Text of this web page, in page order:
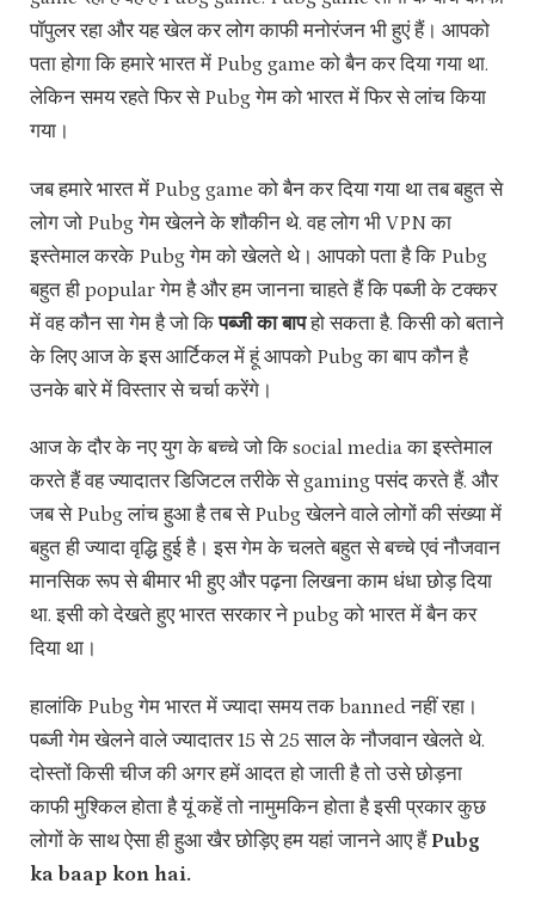
पॉपुलर रहा और यह खेल कर लोग काफी मनोरंजन भी हुएं हैं। आपको
पता होगा कि हमारे भारत में Pubg game को बैन कर दिया गया था.
लेकिन समय रहते फिर से Pubg गेम को भारत में फिर से लांच किया
गया।
जब हमारे भारत में Pubg game को बैन कर दिया गया था तब बहुत से
लोग जो Pubg गेम खेलने के शौकीन थे. वह लोग भी VPN का
इस्तेमाल करके Pubg गेम को खेलते थे। आपको पता है कि Pubg
बहुत ही popular गेम है और हम जानना चाहते हैं कि पब्जी के टक्कर
में वह कौन सा गेम है जो किपब्जी का बापहो सकता है. किसी को बताने
के लिए आज के इस आर्टिकल में हूं आपको Pubg का बाप कौन है
उनके बारे में विस्तार से चर्चा करेंगे।
आज के दौर के नए युग के बच्चे जो कि social media का इस्तेमाल
करते हैं वह ज्यादातर डिजिटल तरीके से gaming पसंद करते हैं. और
जब से Pubg लांच हुआ है तब से Pubg खेलने वाले लोगों की संख्या में
बहुत ही ज्यादा वृद्धि हुई है। इस गेम के चलते बहुत से बच्चे एवं नौजवान
मानसिक रूप से बीमार भी हुए और पढ़ना लिखना काम धंधा छोड़ दिया
था. इसी को देखते हुए भारत सरकार ने pubg को भारत में बैन कर
दिया था।
हालांकि Pubg गेम भारत में ज्यादा समय तक banned नहीं रहा।
पब्जी गेम खेलने वाले ज्यादातर 15 से 25 साल के नौजवान खेलते थे.
दोस्तों किसी चीज की अगर हमें आदत हो जाती है तो उसे छोड़ना
काफी मुश्किल होता है यूं कहें तो नामुमकिन होता है इसी प्रकार कुछ
लोगों के साथ ऐसा ही हुआ खैर छोड़िए हम यहां जानने आए हैं Pubg
ka baap kon hai.